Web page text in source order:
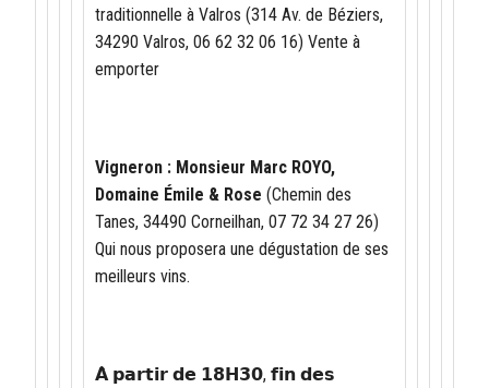
traditionnelle à Valros (314 Av. de Béziers,
34290 Valros, 06 62 32 06 16) Vente à
emporter
Vigneron : Monsieur Marc ROYO,
Domaine Émile & Rose (Chemin des
Tanes, 34490 Corneilhan, 07 72 34 27 26)
Qui nous proposera une dégustation de ses
meilleurs vins.
𝗔̀ 𝗽𝗮𝗿𝘁𝗶𝗿 𝗱𝗲 𝟭𝟴𝗛𝟯𝟬, 𝗳𝗶𝗻 𝗱𝗲𝘀